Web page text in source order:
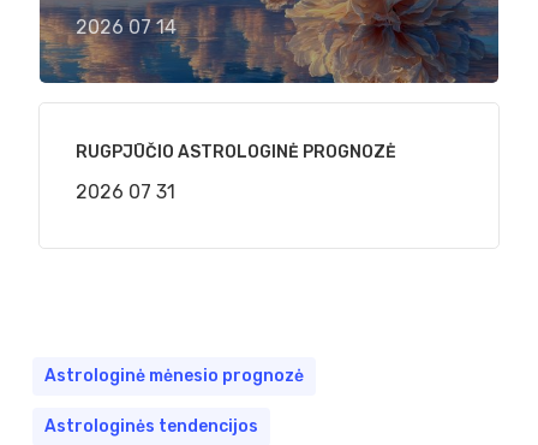
2026 07 14
RUGPJŪČIO ASTROLOGINĖ PROGNOZĖ
2026 07 31
Astrologinė mėnesio prognozė
Astrologinės tendencijos